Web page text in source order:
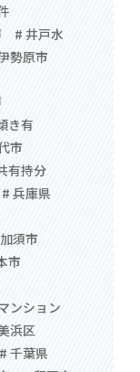
# 井戸水
勢原市
き有
市
有持分
# 兵庫県
須市
市
ンション
浜区
# 千葉県